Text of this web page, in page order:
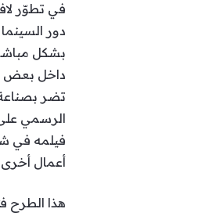
في تطوّر
دور
بشكل
داخل بعض
تضر
الرسمي
فيلمه في
أعمال
هذا الطرح